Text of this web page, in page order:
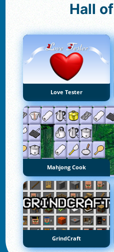
Hall of
Love Tester
Mahjong Cook
GrindCraft